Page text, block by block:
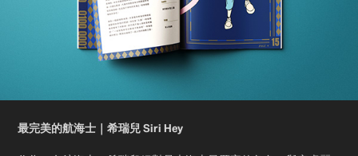
最完美的航海士｜希瑞兒 Siri Hey